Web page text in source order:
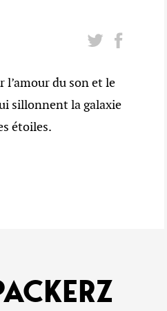
l’amour du son et le
sillonnent la galaxie
étoiles.